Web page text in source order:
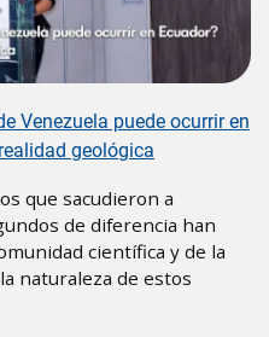
Venezuela puede ocurrir en
geológica
que sacudieron a
de diferencia han
científica y de la
naturaleza de estos